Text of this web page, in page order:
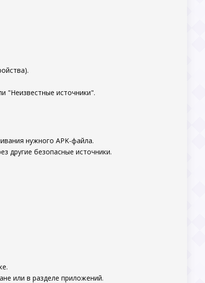
"Неизвестные источники".
нужного APK-файла.
другие безопасные источники.
или в разделе приложений.